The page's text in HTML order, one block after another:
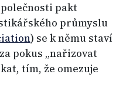
pakt
průmyslu
) se k němu staví
pokus „nařizovat
tím, že omezuje